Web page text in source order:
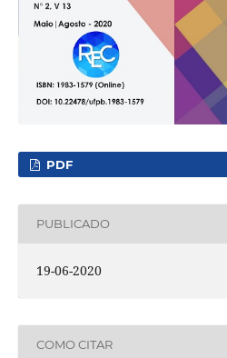
PDF
PUBLICADO
19-06-2020
COMO CITAR